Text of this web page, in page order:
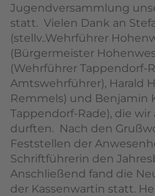
Jugendversammlung
statt. Vielen Dank an
(stellv..Wehrführer
(Bürgermeister
(Wehrführer Tappendorf-
Amtswehrführer), Harald
Remmels) und Benjamin
Tappendorf-Rade), die wir
durften. Nach den
Feststellen der
Schriftführerin den
Anschließend fand die
der Kassenwartin statt.